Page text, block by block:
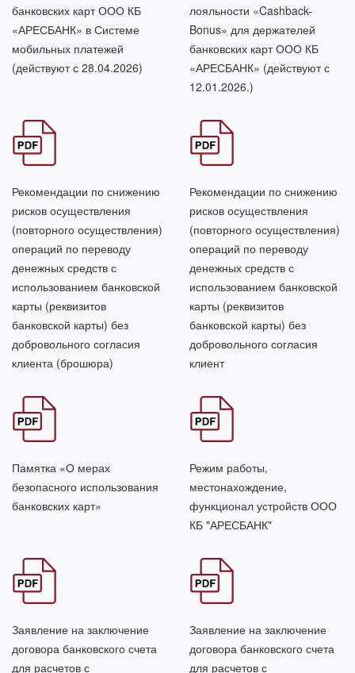
банковских карт ООО КБ
«АРЕСБАНК» в Системе
мобильных платежей
(действуют с 28.04.2026)
лояльности «Cashback-
Bonus» для держателей
банковских карт ООО КБ
«АРЕСБАНК» (действуют с
12.01.2026.)
Рекомендации по снижению
рисков осуществления
(повторного осуществления)
операций по переводу
денежных средств с
использованием банковской
карты (реквизитов
банковской карты) без
добровольного согласия
клиента (брошюра)
Рекомендации по снижению
рисков осуществления
(повторного осуществления)
операций по переводу
денежных средств с
использованием банковской
карты (реквизитов
банковской карты) без
добровольного согласия
клиент
Памятка «О мерах
безопасного использования
банковских карт»
Режим работы,
местонахождение,
функционал устройств ООО
КБ "АРЕСБАНК"
Заявление на заключение
договора банковского счета
для расчетов с
Заявление на заключение
договора банковского счета
для расчетов с